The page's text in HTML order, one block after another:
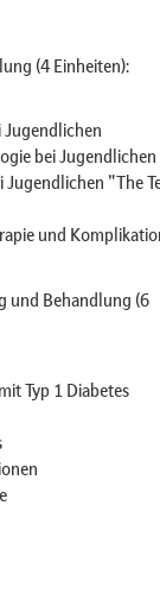
(4 Einheiten):
Jugendlichen
bei Jugendlichen
"The
und
und Behandlung (6
Typ 1 Diabetes